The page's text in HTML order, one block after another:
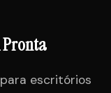
Pronta
escritórios